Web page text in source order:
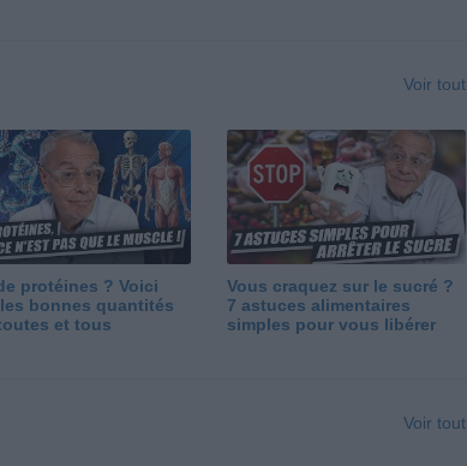
Voir tout
protéines ? Voici
bonnes quantités
et tous
Vous craquez sur le sucré ?
7 astuces alimentaires
simples pour vous libérer
Voir tout